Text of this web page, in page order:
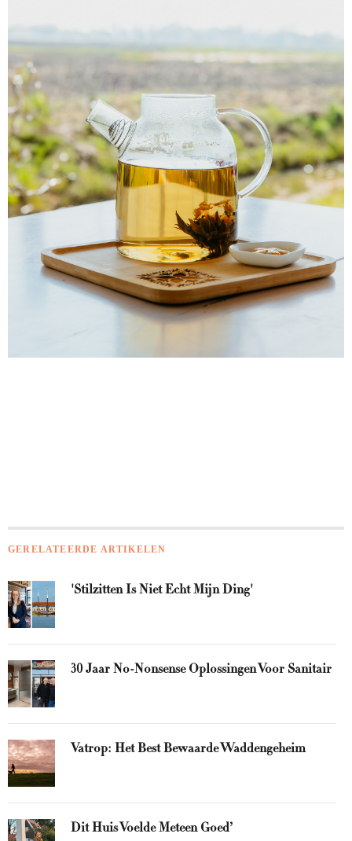
GERELATEERDE ARTIKELEN
'Stilzitten Is Niet Echt Mijn Ding'
30 Jaar No-Nonsense Oplossingen Voor Sanitair
Vatrop: Het Best Bewaarde Waddengeheim
Dit Huis Voelde Meteen Goed’